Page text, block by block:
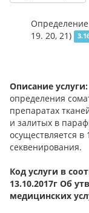
Определение
19. 20, 21)
Описание услуги:
определения
препаратах
и залитых в
осуществляется в
секвенирования.
Код услуги в
13.10.2017г Об
медицинских